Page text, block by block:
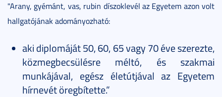
"Arany, gyémánt, vas, rubin díszoklevél az Egyetem azon volt
hallgatójának adományozható:
aki diplomáját 50, 60, 65 vagy 70 éve szerezte,
közmegbecsülésre méltó, és szakmai
munkájával, egész életútjával az Egyetem
hírnevét öregbítette.”